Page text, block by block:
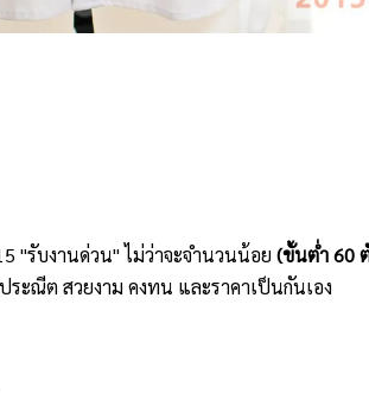
"รับงานด่วน" ไม่ว่าจะจำนวนน้อย (ขั้นต่ำ 60
ะณีต สวยงาม คงทน และราคาเป็นกันเอง